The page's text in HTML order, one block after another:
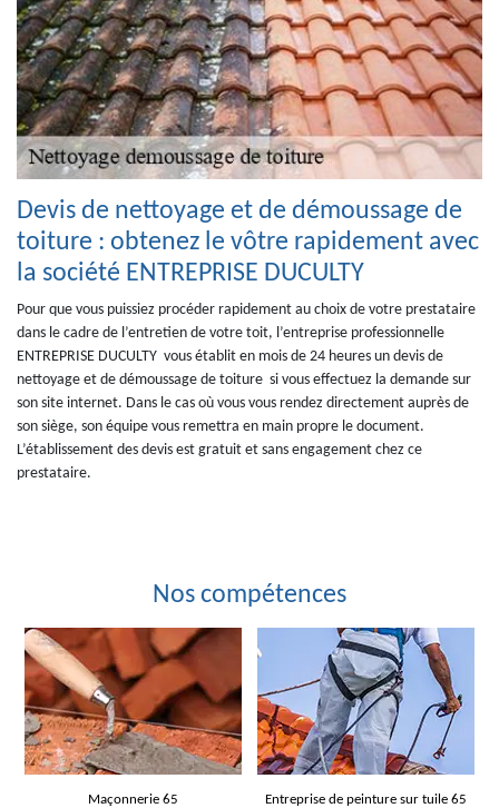
Devis de nettoyage et de démoussage de
toiture : obtenez le vôtre rapidement avec
la société ENTREPRISE DUCULTY
Pour que vous puissiez procéder rapidement au choix de votre prestataire
dans le cadre de l’entretien de votre toit, l’entreprise professionnelle
ENTREPRISE DUCULTY vous établit en mois de 24 heures un devis de
nettoyage et de démoussage de toiture si vous effectuez la demande sur
son site internet. Dans le cas où vous vous rendez directement auprès de
son siège, son équipe vous remettra en main propre le document.
L’établissement des devis est gratuit et sans engagement chez ce
prestataire.
Nos compétences
Maçonnerie 65 Entreprise de peinture sur tuile 65